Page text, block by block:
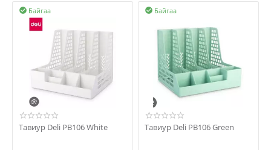
Байгаа

Тавиур Deli PB106 White
Байгаа

Тавиур Deli PB106 Green